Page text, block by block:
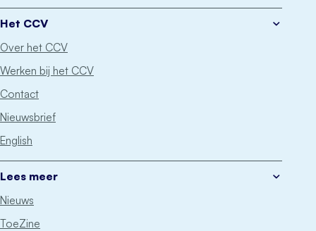
Het CCV
Over het CCV
Werken bij het CCV
Contact
Nieuwsbrief
English
Lees meer
Nieuws
ToeZine